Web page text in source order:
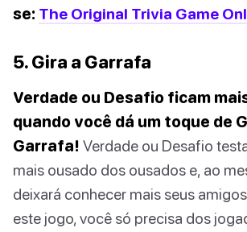
se: The Original Trivia Game
5. Gira a Garrafa
Verdade ou Desafio ficam
quando você dá um toque de
Garrafa! Verdade ou Desafio
mais ousado dos ousados e, ao
deixará conhecer mais seus
este jogo, você só precisa dos